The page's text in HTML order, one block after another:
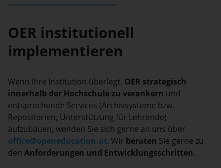
OER institutionell
implementieren
Wenn Ihre Institution überlegt, OER strategisch
innerhalb der Hochschule zu verankern und
entsprechende Services (Archivsysteme bzw.
Repositorien, Unterstützung für Lehrende)
aufzubauen, wenden Sie sich gerne an uns über
office@openeducation.at. Wir beraten Sie gerne zu
den Anforderungen und Entwicklungsschritten.